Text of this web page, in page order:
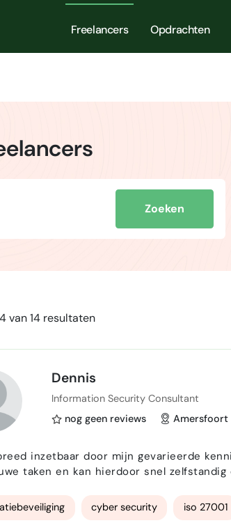
Freelancers Opdrachten
Zoeken
van 14 resultaten
Dennis
Information Security Consultant
nog geen reviews
Amersfoort
inzetbaar door mijn gevarieerde
taken en kan hierdoor snel
kans op fouten of vergissingen zo gering
cyber security iso 27001